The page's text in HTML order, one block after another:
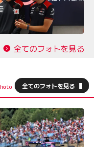
全てのフォトを見る
全てのフォトを見る